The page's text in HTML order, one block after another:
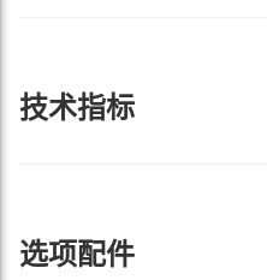
技术指标
选项配件